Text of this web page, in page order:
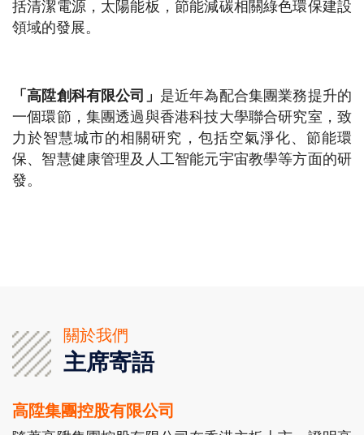
括清潔電源，太陽能板，節能減碳相關綠色環保建設
領域的發展。
「高陞創科有限公司」 是近年為配合集團業務提升的
一個環節，集團透過與香港科技大學聯合研究室，致
力於智慧城市的相關研究，包括空氣淨化、節能環
保、智慧健康管理及人工智能元宇宙教學等方面的研
發。
關於我們
主席寄語
高陞集團控股有限公司